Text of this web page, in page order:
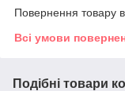
Повернення товару
Всі умови
Подібні товари